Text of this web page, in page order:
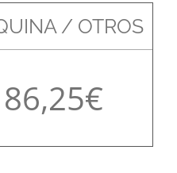
/ OTROS
86,25